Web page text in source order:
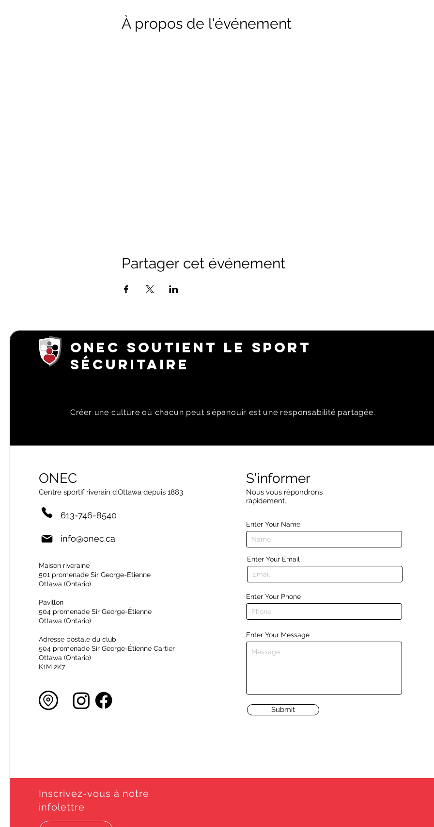
À propos de l'événement
Partager cet événement
ONEC SOUTIENT LE SPORT
SÉCURITAIRE
Créer une culture où chacun peut s’épanouir est une responsabilité partagée.
ONEC
Centre sportif riverain d’Ottawa depuis 1883
613-746-8540
info@onec.ca
Maison riveraine
501 promenade Sir George-Étienne
Ottawa (Ontario)
Pavillon
504 promenade Sir George-Étienne
Ottawa (Ontario)
Adresse postale du club
504 promenade Sir George-Étienne Cartier
Ottawa (Ontario)
K1M 2K7
S'informer
Nous vous répondrons
rapidement.
Enter Your Name
Enter Your Email
Enter Your Phone
Enter Your Message
Submit
Inscrivez-vous à notre
infolettre